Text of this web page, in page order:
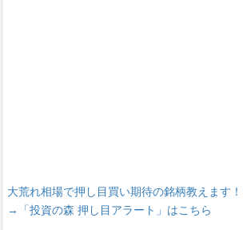
大荒れ相場で押し目買い期待の銘柄教えます！
→「投資の森 押し目アラート」はこちら